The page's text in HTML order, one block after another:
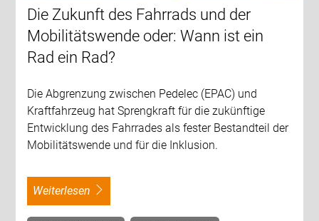
Die Zukunft des Fahrrads und der
Mobilitätswende oder: Wann ist ein
Rad ein Rad?
Die Abgrenzung zwischen Pedelec (EPAC) und
Kraftfahrzeug hat Sprengkraft für die zukünftige
Entwicklung des Fahrrades als fester Bestandteil der
Mobilitätswende und für die Inklusion.
weiterlesen